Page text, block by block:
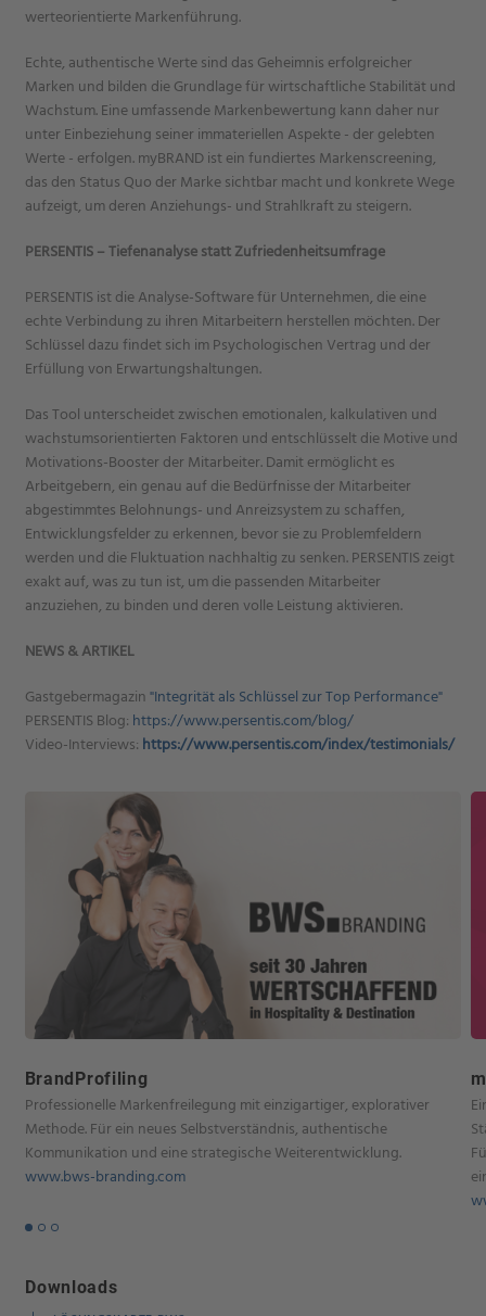
werteorientierte Markenführung.
Echte, authentische Werte sind das Geheimnis erfolgreicher
Marken und bilden die Grundlage für wirtschaftliche Stabilität und
Wachstum. Eine umfassende Markenbewertung kann daher nur
unter Einbeziehung seiner immateriellen Aspekte - der gelebten
Werte - erfolgen. myBRAND ist ein fundiertes Markenscreening,
das den Status Quo der Marke sichtbar macht und konkrete Wege
aufzeigt, um deren Anziehungs- und Strahlkraft zu steigern.
PERSENTIS – Tiefenanalyse statt Zufriedenheitsumfrage
PERSENTIS ist die Analyse-Software für Unternehmen, die eine
echte Verbindung zu ihren Mitarbeitern herstellen möchten. Der
Schlüssel dazu findet sich im Psychologischen Vertrag und der
Erfüllung von Erwartungshaltungen.
Das Tool unterscheidet zwischen emotionalen, kalkulativen und
wachstumsorientierten Faktoren und entschlüsselt die Motive und
Motivations-Booster der Mitarbeiter. Damit ermöglicht es
Arbeitgebern, ein genau auf die Bedürfnisse der Mitarbeiter
abgestimmtes Belohnungs- und Anreizsystem zu schaffen,
Entwicklungsfelder zu erkennen, bevor sie zu Problemfeldern
werden und die Fluktuation nachhaltig zu senken. PERSENTIS zeigt
exakt auf, was zu tun ist, um die passenden Mitarbeiter
anzuziehen, zu binden und deren volle Leistung aktivieren.
NEWS & ARTIKEL
Gastgebermagazin"Integrität als Schlüssel zur Top Performance"
PERSENTIS Blog: https://www.persentis.com/blog/
Video-Interviews: https://www.persentis.com/index/testimonials/
BrandProfiling
Professionelle Markenfreilegung mit einzigartiger, explorativer
Methode. Für ein neues Selbstverständnis, authentische
Kommunikation und eine strategische Weiterentwicklung.
www.bws-branding.com
Downloads